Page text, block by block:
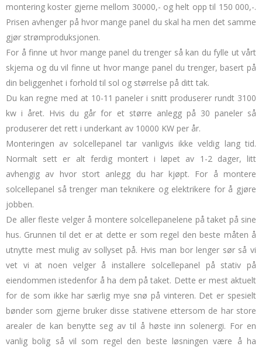
montering koster gjerne mellom 30000,- og helt opp til 150 000,-.
Prisen avhenger på hvor mange panel du skal ha men det samme
gjør strømproduksjonen.
For å finne ut hvor mange panel du trenger så kan du fylle ut vårt
skjema og du vil finne ut hvor mange panel du trenger, basert på
din beliggenhet i forhold til sol og størrelse på ditt tak.
Du kan regne med at 10-11 paneler i snitt produserer rundt 3100
kw i året. Hvis du går for et større anlegg på 30 paneler så
produserer det rett i underkant av 10000 KW per år.
Monteringen av solcellepanel tar vanligvis ikke veldig lang tid.
Normalt sett er alt ferdig montert i løpet av 1-2 dager, litt
avhengig av hvor stort anlegg du har kjøpt. For å montere
solcellepanel så trenger man teknikere og elektrikere for å gjøre
jobben.
De aller fleste velger å montere solcellepanelene på taket på sine
hus. Grunnen til det er at dette er som regel den beste måten å
utnytte mest mulig av sollyset på. Hvis man bor lenger sør så vi
vet vi at noen velger å installere solcellepanel på stativ på
eiendommen istedenfor å ha dem på taket. Dette er mest aktuelt
for de som ikke har særlig mye snø på vinteren. Det er spesielt
bønder som gjerne bruker disse stativene ettersom de har store
arealer de kan benytte seg av til å høste inn solenergi. For en
vanlig bolig så vil som regel den beste løsningen være å ha